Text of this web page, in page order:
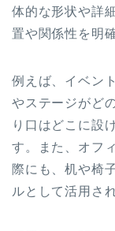
体的な形状や詳
置や関係性を明
例えば、イベン
やステージがど
り口はどこに設
す。また、オフ
際にも、机や椅
ルとして活用さ